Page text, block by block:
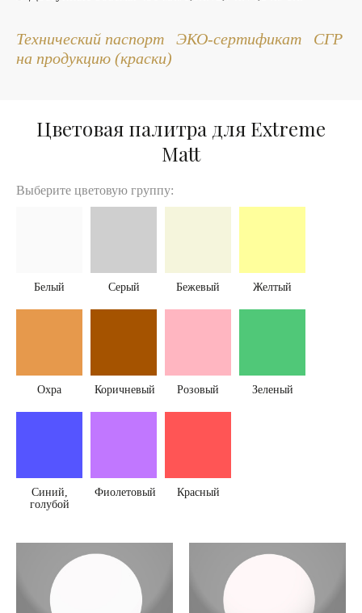
Технический паспорт ЭКО-сертификат
СГР
на продукцию (краски)
Цветовая палитра для Extreme
Matt
Выберите цветовую группу:
Белый Серый Бежевый Желтый
Охра Коричневый Розовый Зеленый
Синий,
голубой
Фиолетовый Красный